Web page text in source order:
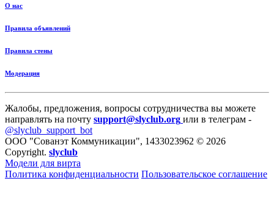
О нас
Правила объявлений
Правила стены
Модерация
Жалобы, предложения, вопросы сотрудничества вы можете
направлять на почту support@slyclub.org или в телеграм -
@slyclub_support_bot
ООО "Сованэт Коммуникации", 1433023962 © 2026
Copyright. slyclub
Модели для вирта
Политика конфиденциальности Пользовательское соглашение